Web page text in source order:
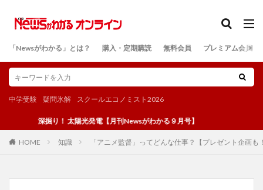
「Newsがわかる」とは？ 購入・定期購読 無料会員 プレミアム会員
中学受験 疑問氷解 スクールエコノミスト2026
深掘り！ 太陽光発電【月刊Newsがわかる９月号】
HOME 知識 「アニメ監督」ってどんな仕事？【プレゼント企画も
検索